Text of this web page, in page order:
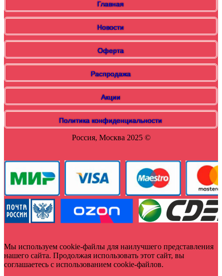
Главная
Новости
Оферта
Распродажа
Акции
Политика конфиденциальности
Россия, Москва 2025 ©
Мы используем cookie-файлы для наилучшего представления
нашего сайта. Продолжая использовать этот сайт, вы
соглашаетесь с использованием cookie-файлов.